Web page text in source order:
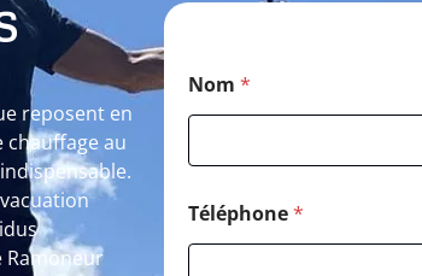
reposent en
au
Nom *
Téléphone*